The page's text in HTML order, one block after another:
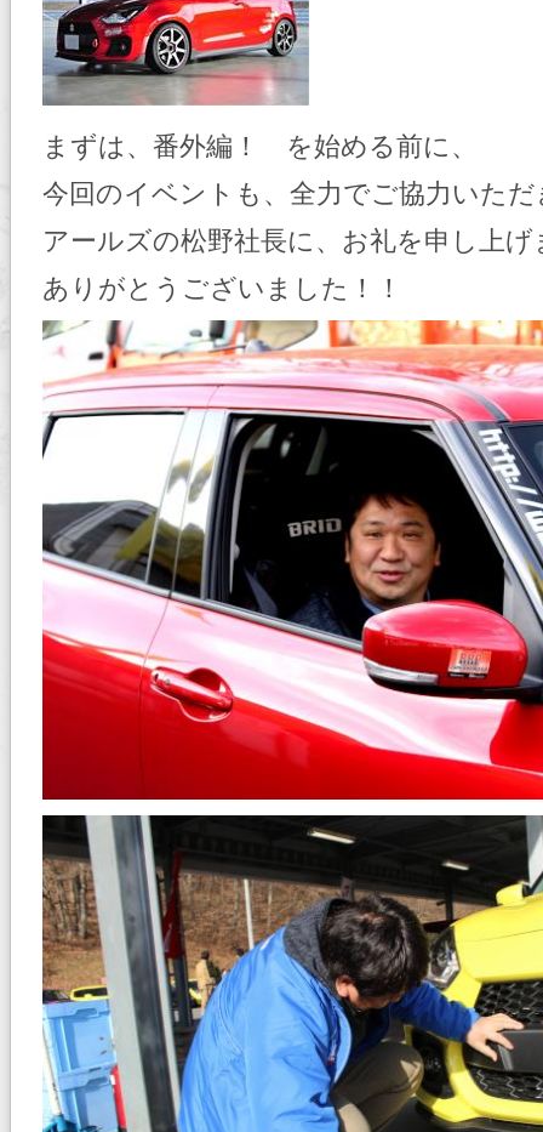
まずは、番外編！ を始める前に、
今回のイベントも、全力でご協力いた
アールズの松野社長に、お礼を申し上げ
ありがとうございました！！